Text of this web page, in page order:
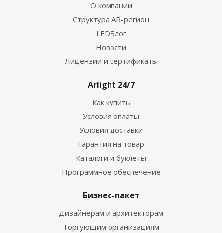
О компании
Структура AR-регион
LEDБлог
Новости
Лицензии и сертификаты
Arlight 24/7
Как купить
Условия оплаты
Условия доставки
Гарантия на товар
Каталоги и буклеты
Программное обеспечение
Бизнес-пакет
Дизайнерам и архитекторам
Торгующим организациям